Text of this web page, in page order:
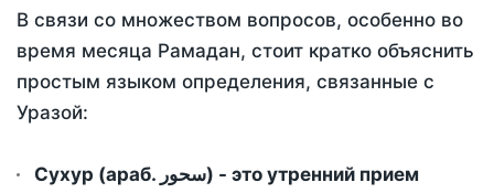
В связи со множеством вопросов, особенно во
время месяца Рамадан, стоит кратко объяснить
простым языком определения, связанные с
Уразой:
Сухур (араб. سحور) - это утренний прием